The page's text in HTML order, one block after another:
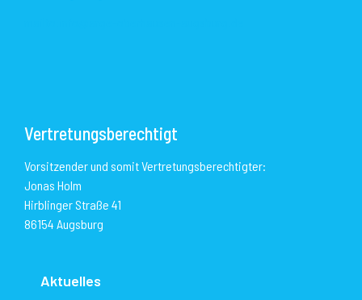
Vertretungsberechtigt
Vorsitzender und somit Vertretungsberechtigter:
Jonas Holm
Hirblinger Straße 41
86154 Augsburg
Aktuelles